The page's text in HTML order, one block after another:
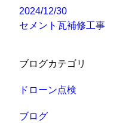
2024/12/30
セメント瓦補修工事
ブログカテゴリ
ドローン点検
ブログ